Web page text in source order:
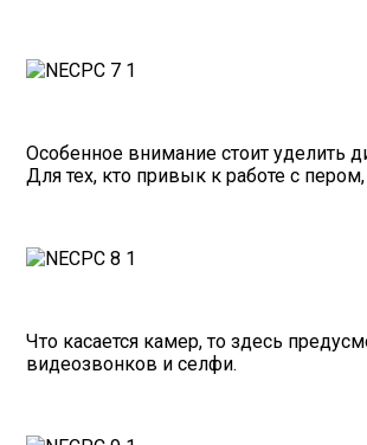
Особенное внимание стоит уделить
Для тех, кто привык к работе с
Что касается камер, то здесь
видеозвонков и селфи.